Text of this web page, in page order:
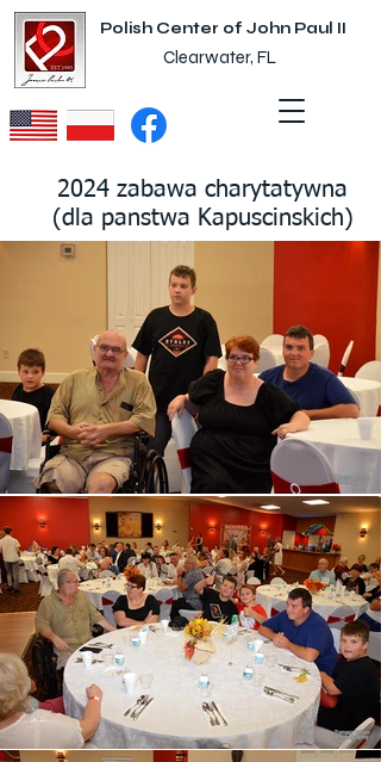
Polish Center of John Paul II
Clearwater, FL
2024 zabawa charytatywna
(dla panstwa Kapuscinskich)